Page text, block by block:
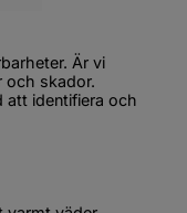
Är vi
och skador.
att identifiera och